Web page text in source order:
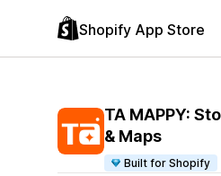
Shopify App Store
TA MAPPY:
& Maps
Built for Shopify